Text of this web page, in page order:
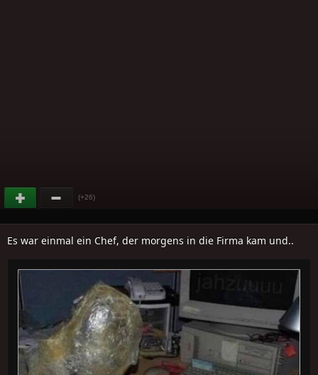
(+26)
Es war einmal ein Chef, der morgens in die Firma kam und..